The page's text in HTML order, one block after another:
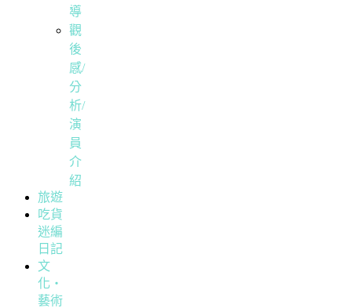
導
觀
後
感/
分
析/
演
員
介
紹
旅遊
吃貨
迷編
日記
文
化・
藝術